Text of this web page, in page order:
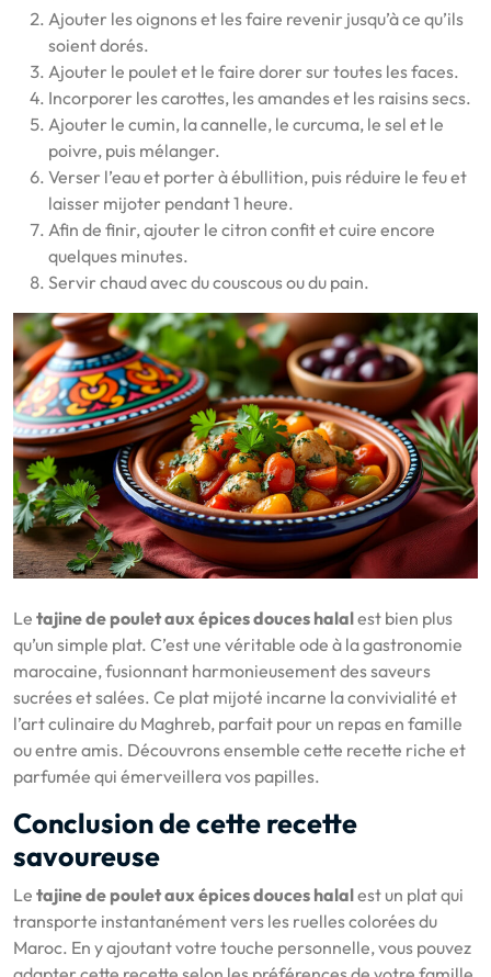
Ajouter les oignons et les faire revenir jusqu’à ce qu’ils
soient dorés.
Ajouter le poulet et le faire dorer sur toutes les faces.
Incorporer les carottes, les amandes et les raisins secs.
Ajouter le cumin, la cannelle, le curcuma, le sel et le
poivre, puis mélanger.
Verser l’eau et porter à ébullition, puis réduire le feu et
laisser mijoter pendant 1 heure.
Afin de finir, ajouter le citron confit et cuire encore
quelques minutes.
Servir chaud avec du couscous ou du pain.
Le tajine de poulet aux épices douces halalest bien plus
qu’un simple plat. C’est une véritable ode à la gastronomie
marocaine, fusionnant harmonieusement des saveurs
sucrées et salées. Ce plat mijoté incarne la convivialité et
l’art culinaire du Maghreb, parfait pour un repas en famille
ou entre amis. Découvrons ensemble cette recette riche et
parfumée qui émerveillera vos papilles.
Conclusion de cette recette
savoureuse
Le tajine de poulet aux épices douces halalest un plat qui
transporte instantanément vers les ruelles colorées du
Maroc. En y ajoutant votre touche personnelle, vous pouvez